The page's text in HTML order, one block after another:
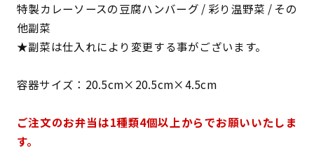
特製カレーソースの豆腐ハンバーグ / 彩り温野菜 / その
他副菜
★副菜は仕入れにより変更する事がございます。
容器サイズ：20.5cm×20.5cm×4.5cm
ご注文のお弁当は1種類4個以上からでお願いいたしま
す。